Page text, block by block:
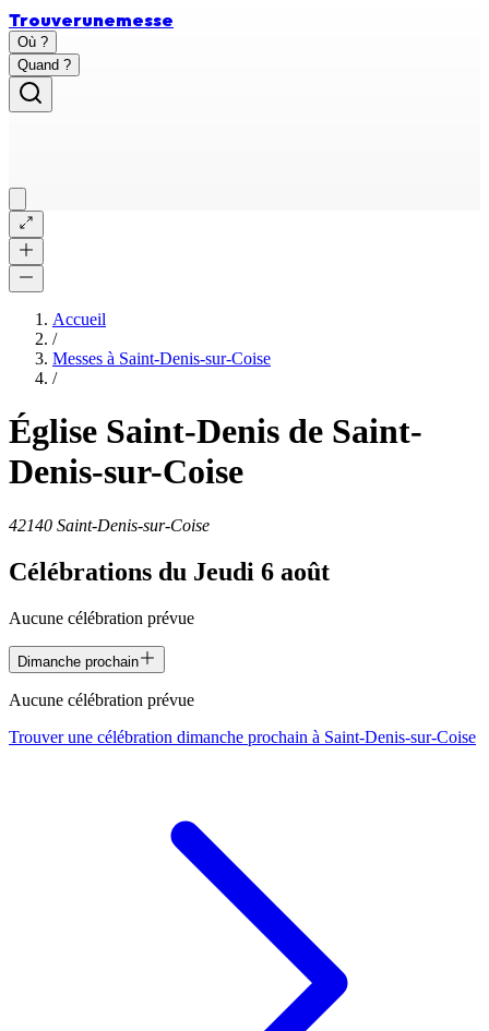
Trouverunemesse
Où ?
Quand ?
Accueil
/
Messes à Saint-Denis-sur-Coise
/
Église Saint-Denis de Saint-
Denis-sur-Coise
42140 Saint-Denis-sur-Coise
Célébrations du Jeudi 6 août
Aucune célébration prévue
Dimanche prochain
Aucune célébration prévue
Trouver une célébration dimanche prochain à Saint-Denis-sur-Coise